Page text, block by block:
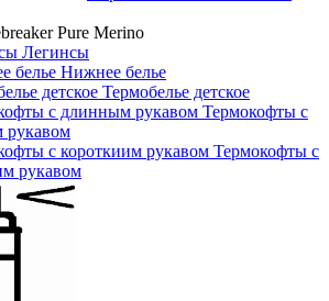
Pure Merino
Легинсы
Нижнее белье
Термобелье детское
Термокофты с
рукавом
Термокофты с
рукавом